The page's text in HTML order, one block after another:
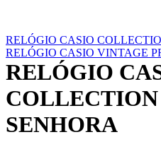
RELÓGIO CASIO
RELÓGIO CASIO VINTAGE
RELÓGIO
COLLECTION
SENHORA